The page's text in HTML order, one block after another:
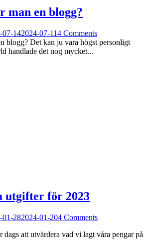
man en blogg?
07-142024-07-114 Comments
blogg? Det kan ju vara högst personligt
handlade det nog mycket...
utgifter för 2023
01-282024-01-204 Comments
dags att utvärdera vad vi lagt våra pengar på